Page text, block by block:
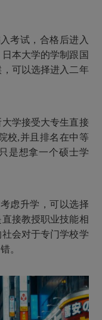
考试，合格后进入
本大学的学制跟国
可以选择进入二年
学接受大专生直接
校,并且排名在中等
是想拿一个硕士学
虑升学，可以选择
接教授职业技能相
会对于专门学校学
。